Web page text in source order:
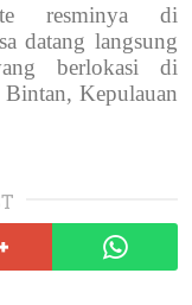
resminya di
datang langsung
berlokasi di
Kepulauan